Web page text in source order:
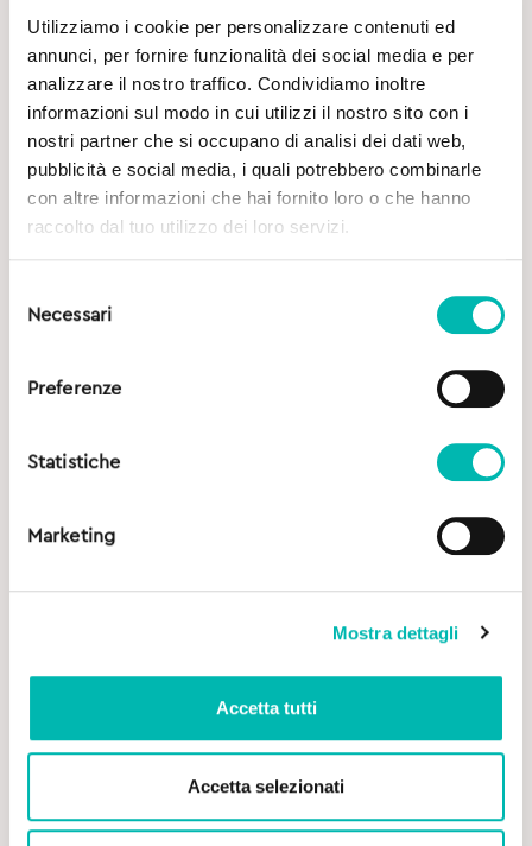
Utilizziamo i cookie per personalizzare contenuti ed
annunci, per fornire funzionalità dei social media e per
analizzare il nostro traffico. Condividiamo inoltre
informazioni sul modo in cui utilizzi il nostro sito con i
nostri partner che si occupano di analisi dei dati web,
pubblicità e social media, i quali potrebbero combinarle
con altre informazioni che hai fornito loro o che hanno
raccolto dal tuo utilizzo dei loro servizi.
delNecessari
Preferenze
Statistiche
Marketing
Mostra dettagli
Accetta tutti
Accetta selezionati
Potrebbe Interessarti